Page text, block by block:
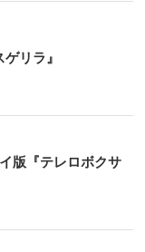
リラ』
版『テレロボクサ